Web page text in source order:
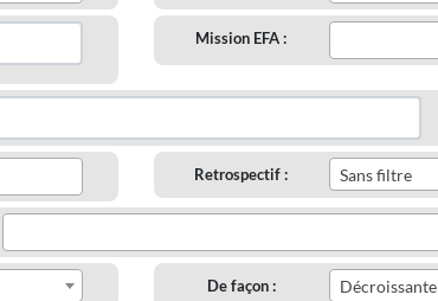
Mission EFA :
Retrospectif : Sans filtre
De façon : Décroissante